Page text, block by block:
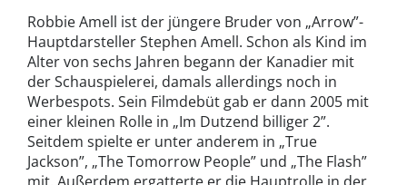
Robbie Amell ist der jüngere Bruder von „Arrow”-
Hauptdarsteller Stephen Amell. Schon als Kind im
Alter von sechs Jahren begann der Kanadier mit
der Schauspielerei, damals allerdings noch in
Werbespots. Sein Filmdebüt gab er dann 2005 mit
einer kleinen Rolle in „Im Dutzend billiger 2”.
Seitdem spielte er unter anderem in „True
Jackson”, „The Tomorrow People” und „The Flash”